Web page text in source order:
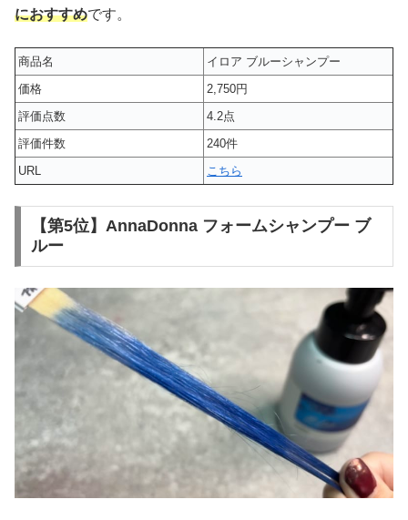
におすすめです。
商品名
イロア ブルーシャンプー
価格
2,750円
評価点数
4.2点
評価件数
240件
URL
こちら
【第5位】AnnaDonna フォームシャンプー ブ
ルー